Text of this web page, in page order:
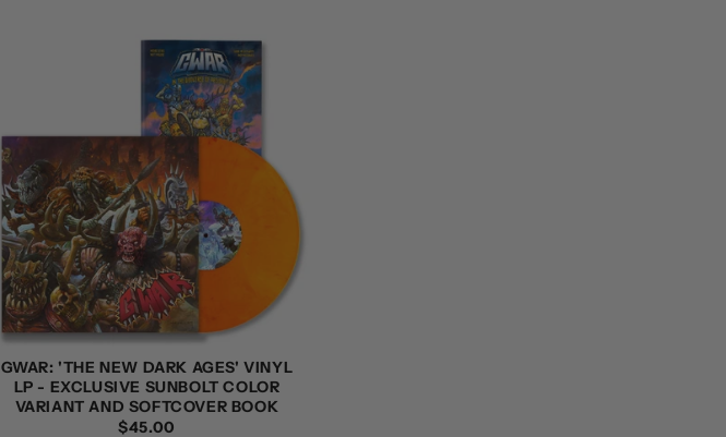
GWAR: 'THE NEW DARK AGES' VINYL
LP - EXCLUSIVE SUNBOLT COLOR
VARIANT AND SOFTCOVER BOOK
정
$45.00